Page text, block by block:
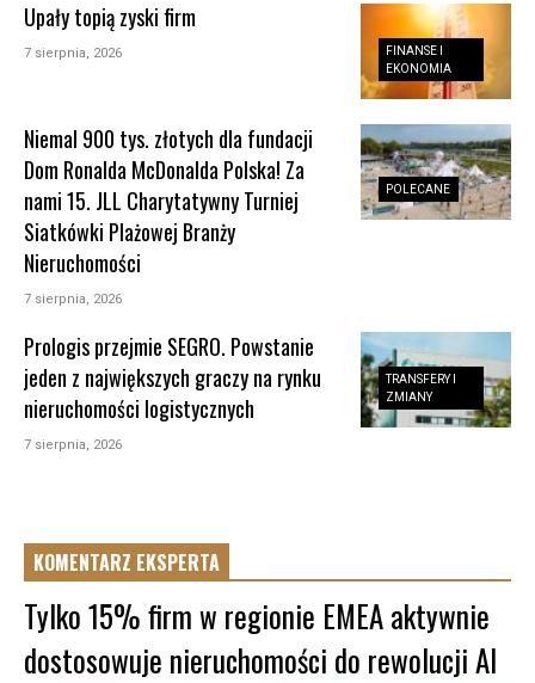
FINANSE I
EKONOMIA
Upały topią zyski firm
7 sierpnia, 2026
POLECANE
Niemal 900 tys. złotych dla fundacji
Dom Ronalda McDonalda Polska! Za
nami 15. JLL Charytatywny Turniej
Siatkówki Plażowej Branży
Nieruchomości
7 sierpnia, 2026
TRANSFERY I
ZMIANY
Prologis przejmie SEGRO. Powstanie
jeden z największych graczy na rynku
nieruchomości logistycznych
7 sierpnia, 2026
KOMENTARZ EKSPERTA
Tylko 15% firm w regionie EMEA aktywnie
dostosowuje nieruchomości do rewolucji AI